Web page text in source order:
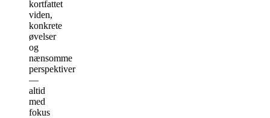
kortfattet
viden,
konkrete
øvelser
og
nænsomme
perspektiver
—
altid
med
fokus